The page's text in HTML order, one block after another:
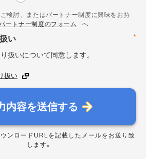
検討、またはパートナー制度に興味をお持
ートナー制度のフォーム
へ
*
い
扱いについて同意します。
扱い
内容を送信する
ウンロードURLを記載したメールをお送り致
します。